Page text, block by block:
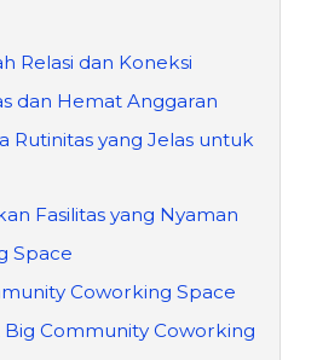
Relasi dan Koneksi
dan Hemat Anggaran
Rutinitas yang Jelas untuk
Fasilitas yang Nyaman
Space
Coworking Space
Big Community Coworking